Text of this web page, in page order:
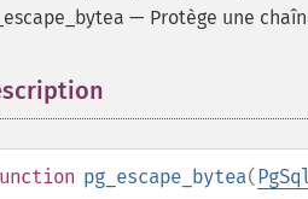
— Protège une
pg_escape_bytea(